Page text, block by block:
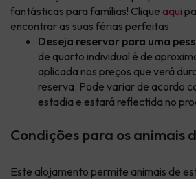
fantásticas para famílias! Clique aqui
encontrar as suas férias perfeitas
Deseja reservar para uma
de quarto individual é de
aplicada nos preços que verá
reserva. Pode variar de acordo
estadia e estará reflectida no
Condições para os animais
Este alojamento permite animais de